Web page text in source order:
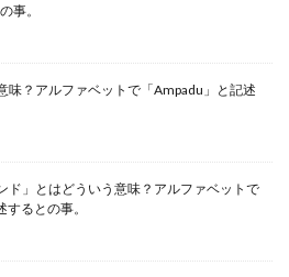
事。
味？アルファベットで「Ampadu」と記述
ド」とはどういう意味？アルファベットで
るとの事。